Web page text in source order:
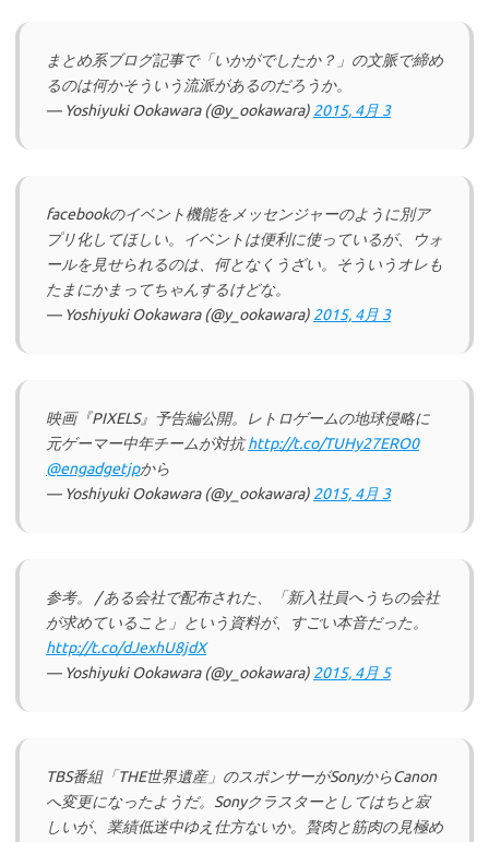
まとめ系ブログ記事で「いかがでしたか？」の文脈で締め
るのは何かそういう流派があるのだろうか。
— Yoshiyuki Ookawara (@y_ookawara) 2015, 4月 3
facebookのイベント機能をメッセンジャーのように別ア
プリ化してほしい。イベントは便利に使っているが、ウォ
ールを見せられるのは、何となくうざい。そういうオレも
たまにかまってちゃんするけどな。
— Yoshiyuki Ookawara (@y_ookawara) 2015, 4月 3
映画『PIXELS』予告編公開。レトロゲームの地球侵略に
元ゲーマー中年チームが対抗http://t.co/TUHy27ERO0
@engadgetjpから
— Yoshiyuki Ookawara (@y_ookawara) 2015, 4月 3
参考。 / ある会社で配布された、「新入社員へうちの会社
が求めていること」という資料が、すごい本音だった。
http://t.co/dJexhU8jdX
— Yoshiyuki Ookawara (@y_ookawara) 2015, 4月 5
TBS番組「THE世界遺産」のスポンサーがSonyからCanon
へ変更になったようだ。Sonyクラスターとしてはちと寂
しいが、業績低迷中ゆえ仕方ないか。贅肉と筋肉の見極め